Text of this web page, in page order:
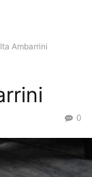
Ambarrini
0